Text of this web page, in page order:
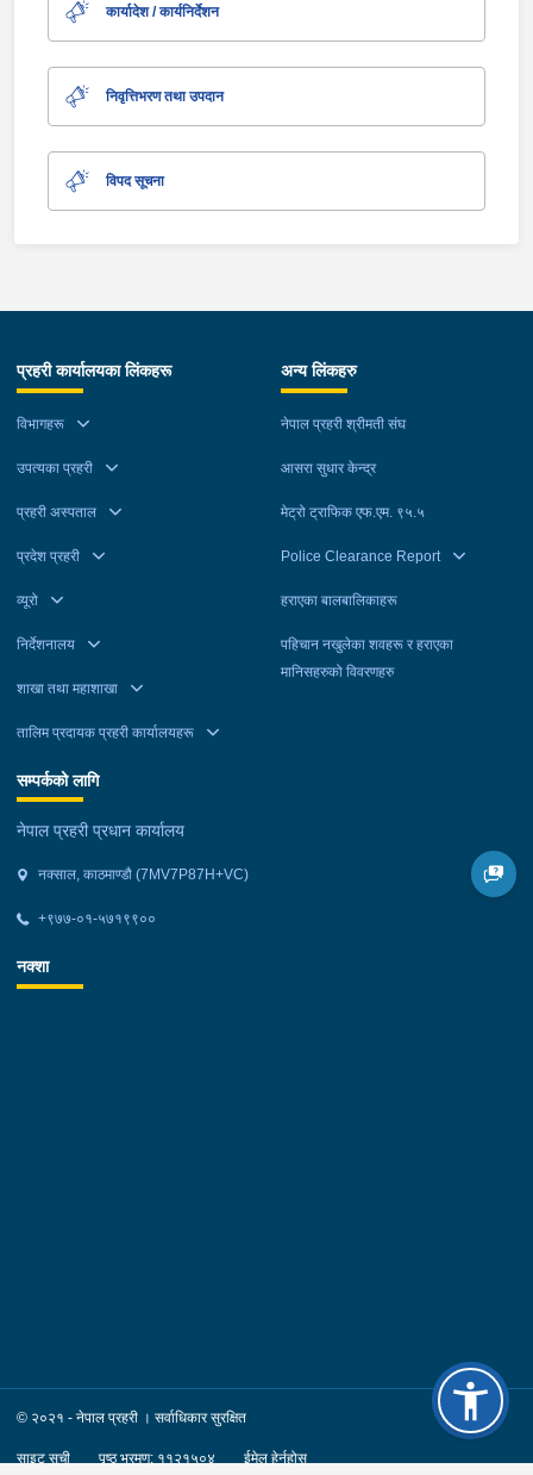
कार्यादेश / कार्यनिर्देशन
निवृत्तिभरण तथा उपदान
विपद सूचना
प्रहरी कार्यालयका लिंकहरू
विभागहरू
उपत्यका प्रहरी
प्रहरी अस्पताल
प्रदेश प्रहरी
व्यूरो
निर्देशनालय
शाखा तथा महाशाखा
तालिम प्रदायक प्रहरी कार्यालयहरू
अन्य लिंकहरु
नेपाल प्रहरी श्रीमती संघ
आसरा सुधार केन्द्र
मेट्रो ट्राफिक एफ.एम. ९५.५
Police Clearance Report
हराएका बालबालिकाहरू
पहिचान नखुलेका शवहरू र हराएका
मानिसहरुको विवरणहरु
सम्पर्कको लागि
नेपाल प्रहरी प्रधान कार्यालय
नक्साल, काठमाण्डौ (7MV7P87H+VC)
+९७७-०१-५७१९९००
नक्शा
© २०२१ - नेपाल प्रहरी । सर्वाधिकार सुरक्षित
साइट सूची पृष्ठ भ्रमण: ११२१५०४ ईमेल हेर्नुहोस्